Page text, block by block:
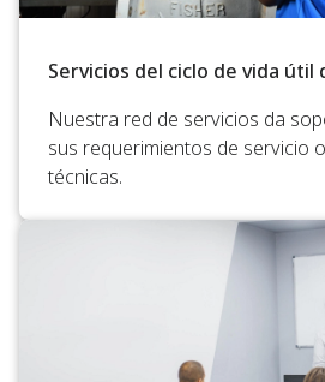
Servicios del ciclo de vida útil
Nuestra red de servicios da
sus requerimientos de servicio
técnicas.